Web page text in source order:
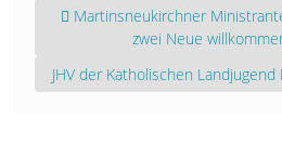
Vorheriger Beitrag:
Martinsneukirchner
zwei Neue
Nächster Beitrag: JHV der
JHV der Katholischen